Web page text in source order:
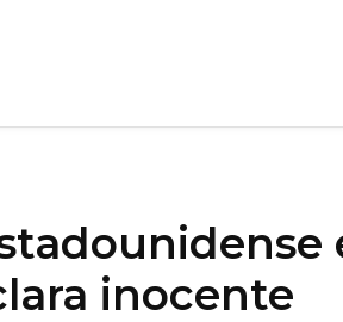
inocente